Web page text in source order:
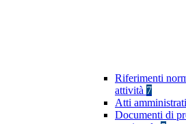
Riferimenti
attività 7
Atti
Documenti di